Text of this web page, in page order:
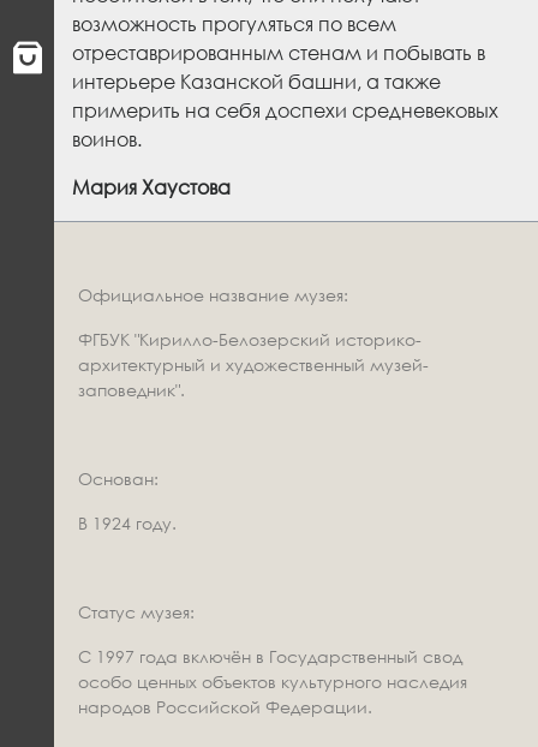
возможность прогуляться по всем
отреставрированным стенам и побывать в
интерьере Казанской башни, а также
примерить на себя доспехи средневековых
воинов.
Мария Хаустова
Официальное название музея:
ФГБУК "Кирилло-Белозерский историко-
архитектурный и художественный музей-
заповедник".
Основан:
В 1924 году.
Статус музея:
С 1997 года включён в Государственный свод
особо ценных объектов культурного наследия
народов Российской Федерации.